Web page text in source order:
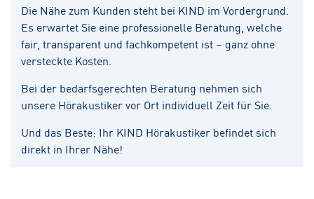
Die Nähe zum Kunden steht bei KIND im Vordergrund.
Es erwartet Sie eine professionelle Beratung, welche
fair, transparent und fachkompetent ist – ganz ohne
versteckte Kosten.
Bei der bedarfsgerechten Beratung nehmen sich
unsere Hörakustiker vor Ort individuell Zeit für Sie.
Und das Beste: Ihr KIND Hörakustiker befindet sich
direkt in Ihrer Nähe!